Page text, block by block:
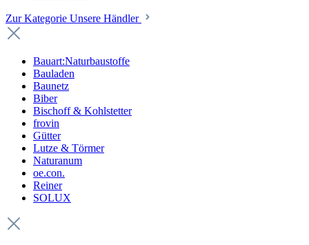
Zur Kategorie Unsere Händler
Bauart:Naturbaustoffe
Bauladen
Baunetz
Biber
Bischoff & Kohlstetter
frovin
Gütter
Lutze & Törmer
Naturanum
oe.con.
Reiner
SOLUX